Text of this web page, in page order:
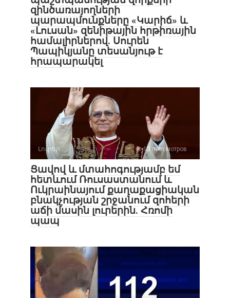
զինծառայողների
պարապմունքները «Կարիճ» և
«Լուսան» զենիթային հրթիռային
համալիրներով. Սուրեն
Պապիկյանը տեսանյութ է
հրապարակել
Լուրեր 13 просмотров
Ցավով և մտահոգությամբ եմ
հետևում Ռուսաստանում և
Ուկրաինայում քաղաքացիական
բնակչության շրջանում զոհերի
աճի մասին լուրերին. Հռոմի
պապ